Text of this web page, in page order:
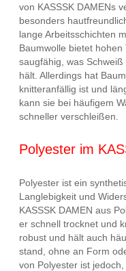
von KASSSK DAMENs
besonders
lange Arbeitsschichten
Baumwolle bietet
saugfähig, was
hält. Allerdings hat
knitteranfällig ist und
kann sie bei häufigem
schneller verschleißen.
Polyester im
Polyester ist ein
Langlebigkeit und
KASSSK DAMEN aus
er schnell trocknet und
robust und hält auch
stand, ohne an Form
von Polyester ist